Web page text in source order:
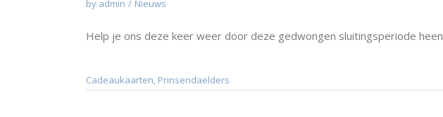
by admin Nieuws
Help je ons deze keer weer door deze gedwongen sluitingsperiode heen
Cadeaukaarten, Prinsendaelders